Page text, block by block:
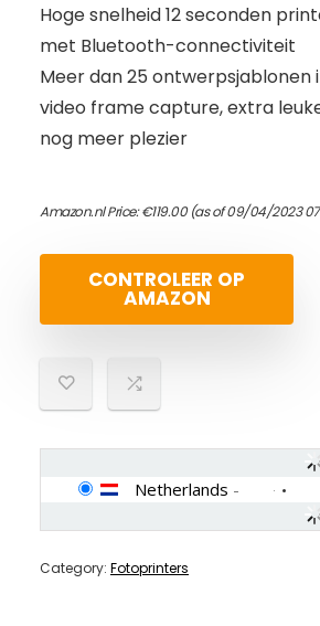
Hoge snelheid 12 seconden
met Bluetooth-connectiviteit
Meer dan 25
video frame capture, extra
nog meer plezier
Amazon.nl Price:€119.00(as of 09/04/2023
CONTROLEER OP
AMAZON
Netherlands -
Category: Fotoprinters